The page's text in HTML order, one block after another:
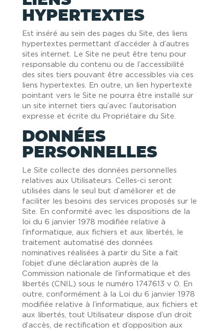
HYPERTEXTES
Est inséré au sein des pages du Site, des liens
hypertextes permettant d’accéder à d’autres
sites internet. Le Site ne peut être tenu pour
responsable du contenu ou de l’accessibilité
des sites tiers pouvant être accessibles via ces
liens hypertextes. En outre, un lien hypertexte
pointant vers le Site ne pourra être installé sur
un site internet tiers qu’avec l’autorisation
expresse et écrite du Propriétaire du Site.
DONNÉES
PERSONNELLES
Le Site collecte des données personnelles
relatives aux Utilisateurs. Celles-ci seront
utilisées dans le seul but d’améliorer et de
faciliter les besoins des services proposés sur le
Site. En conformité avec les dispositions de la
loi du 6 janvier 1978 modifiée relative à
l’informatique, aux fichiers et aux libertés, le
traitement automatisé des données
nominatives réalisées à partir du Site a fait
l’objet d’une déclaration auprès de la
Commission nationale de l’informatique et des
libertés (CNIL) sous le numéro 1747613 v 0. En
outre, conformément à la Loi du 6 janvier 1978
modifiée relative à l’informatique, aux fichiers et
aux libertés, tout Utilisateur dispose d’un droit
d’accès, de rectification et d’opposition aux